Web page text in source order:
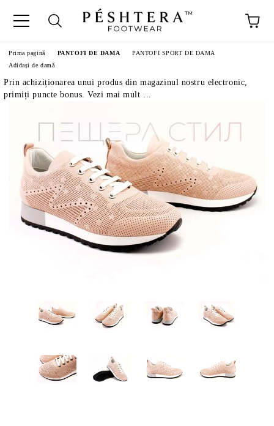
Prima pagină PANTOFI DE DAMA
PANTOFI SPORT DE DAMA
Adidași de damă
Prin achiziționarea unui produs din magazinul nostru electronic,
primiți puncte bonus. Vezi mai mult ...